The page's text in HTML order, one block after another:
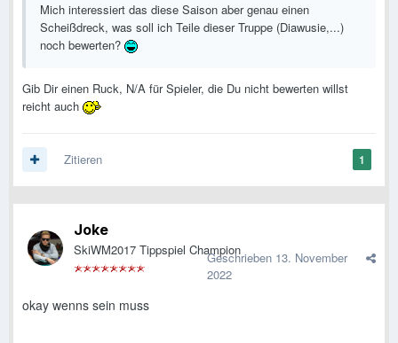
Mich interessiert das diese Saison aber genau einen
Scheißdreck, was soll ich Teile dieser Truppe (Diawusie,...)
noch bewerten?
Gib Dir einen Ruck, N/A für Spieler, die Du nicht bewerten willst
reicht auch
1
Zitieren
Joke
SkiWM2017 Tippspiel ChampionGeschrieben 13. November
2022
okay wenns sein muss